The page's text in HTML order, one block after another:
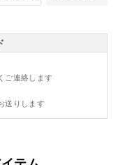
ご連絡します
送りします